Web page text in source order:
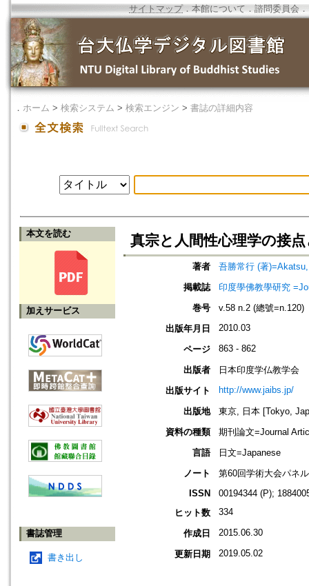
サイトマップ．本館について ． 諮問委員会 ．
． ホーム > 検索システム > 検索エンジン > 書誌の詳細内容
本文を読む
加えサービス
書誌管理
書き出し
真宗と人間性心理学の接
著者
吾勝常行 (著
掲載誌
印度學佛教學研究
巻号
v.58 n.2 (總號=n.120)
出版年月日
2010.03
ページ 863 - 862
出版者
日本印度学仏教学会
出版サイト
http://www.jaibs.jp/
出版地
東京, 日本 [Tokyo,
資料の種類
期刊論文=Journal
言語
日文=Japanese
ノート
第60回学術大会パネ
ISSN
00194344 (P);
ヒット数
334
作成日 2015.06.30
更新日期 2019.05.02